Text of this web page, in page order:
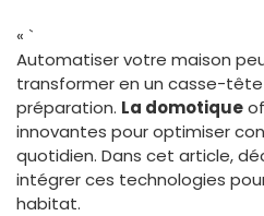
« `
Automatiser votre maison
transformer en un casse-
préparation. La domotique
innovantes pour optimiser
quotidien. Dans cet article,
intégrer ces technologies
habitat.